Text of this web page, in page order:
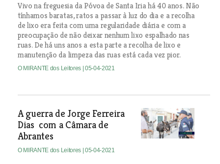
Vivo na freguesia da Póvoa de Santa Iria há 40 anos. Não
tínhamos baratas, ratos a passar à luz do dia e a recolha
de lixo era feita com uma regularidade diária e com a
preocupação de não deixar nenhum lixo espalhado nas
ruas. De há uns anos a esta parte a recolha de lixo e
manutenção da limpeza das ruas está cada vez pior.
O MIRANTE dos Leitores | 05-04-2021
A guerra de Jorge Ferreira
Dias com a Câmara de
Abrantes
O MIRANTE dos Leitores | 05-04-2021